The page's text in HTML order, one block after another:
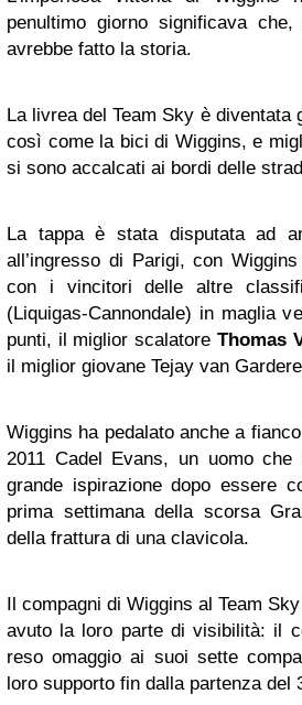
penultimo giorno significava
avrebbe fatto la storia.
La livrea del Team Sky è diventata
così come la bici di Wiggins, e
si sono accalcati ai bordi delle
La tappa è stata disputata ad
all’ingresso di Parigi, con
con i vincitori delle altre
(Liquigas-Cannondale) in maglia
punti, il miglior scalatore Thomas
il miglior giovane Tejay van
Wiggins ha pedalato anche a
2011 Cadel Evans, un uomo
grande ispirazione dopo essere
prima settimana della scorsa
della frattura di una clavicola.
Il compagni di Wiggins al Team
avuto la loro parte di visibilità: il
reso omaggio ai suoi sette
loro supporto fin dalla partenza del